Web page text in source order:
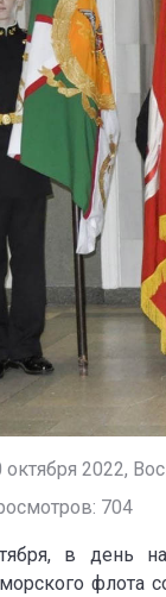
октября 2022,
704
в день
флота